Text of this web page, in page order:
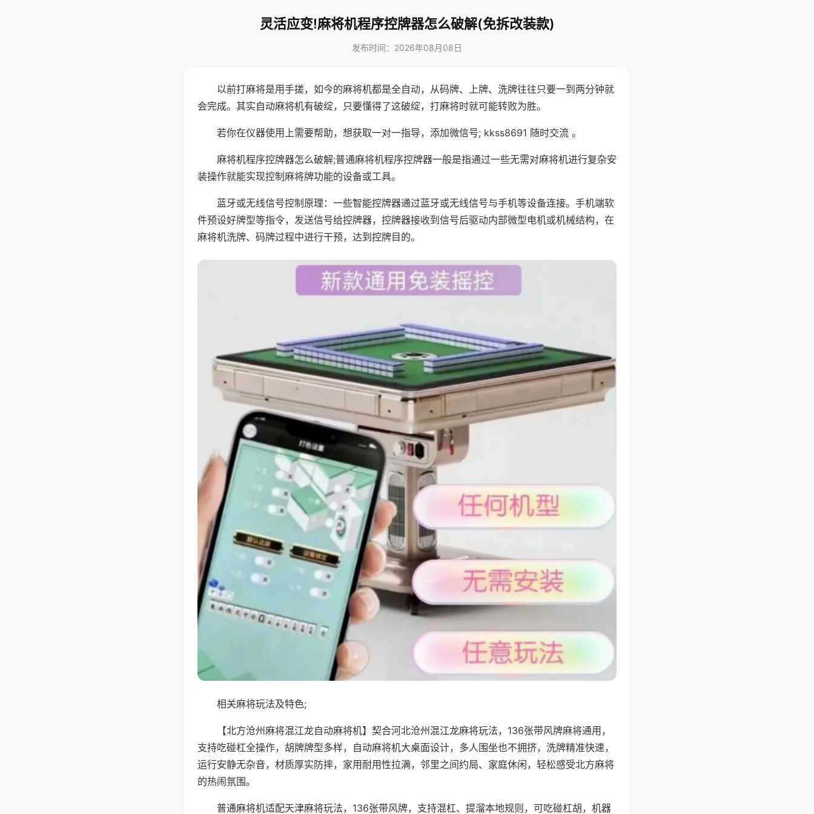
灵活应变!麻将机程序控牌器怎么破解(免拆改装款)
发布时间：2026年08月08日
以前打麻将是用手搓，如今的麻将机都是全自动，从码牌、上牌、洗牌往往只要一到两分钟就
会完成。其实自动麻将机有破绽，只要懂得了这破绽，打麻将时就可能转败为胜。
若你在仪器使用上需要帮助，想获取一对一指导，添加微信号; kkss8691 随时交流 。
麻将机程序控牌器怎么破解;普通麻将机程序控牌器一般是指通过一些无需对麻将机进行复杂安
装操作就能实现控制麻将牌功能的设备或工具。
蓝牙或无线信号控制原理：一些智能控牌器通过蓝牙或无线信号与手机等设备连接。手机端软
件预设好牌型等指令，发送信号给控牌器，控牌器接收到信号后驱动内部微型电机或机械结构，在
麻将机洗牌、码牌过程中进行干预，达到控牌目的。
相关麻将玩法及特色;
【北方沧州麻将混江龙自动麻将机】契合河北沧州混江龙麻将玩法，136张带风牌麻将通用，
支持吃碰杠全操作，胡牌牌型多样，自动麻将机大桌面设计，多人围坐也不拥挤，洗牌精准快速，
运行安静无杂音，材质厚实防摔，家用耐用性拉满，邻里之间约局、家庭休闲，轻松感受北方麻将
的热闹氛围。
普通麻将机适配天津麻将玩法，136张带风牌，支持混杠、提溜本地规则，可吃碰杠胡，机器